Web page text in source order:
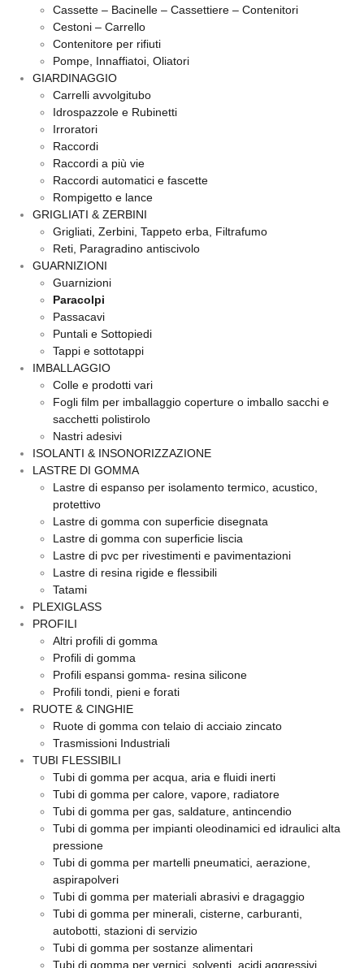
Cassette – Bacinelle – Cassettiere – Contenitori
Cestoni – Carrello
Contenitore per rifiuti
Pompe, Innaffiatoi, Oliatori
GIARDINAGGIO
Carrelli avvolgitubo
Idrospazzole e Rubinetti
Irroratori
Raccordi
Raccordi a più vie
Raccordi automatici e fascette
Rompigetto e lance
GRIGLIATI & ZERBINI
Grigliati, Zerbini, Tappeto erba, Filtrafumo
Reti, Paragradino antiscivolo
GUARNIZIONI
Guarnizioni
Paracolpi
Passacavi
Puntali e Sottopiedi
Tappi e sottotappi
IMBALLAGGIO
Colle e prodotti vari
Fogli film per imballaggio coperture o imballo sacchi e
sacchetti polistirolo
Nastri adesivi
ISOLANTI & INSONORIZZAZIONE
LASTRE DI GOMMA
Lastre di espanso per isolamento termico, acustico,
protettivo
Lastre di gomma con superficie disegnata
Lastre di gomma con superficie liscia
Lastre di pvc per rivestimenti e pavimentazioni
Lastre di resina rigide e flessibili
Tatami
PLEXIGLASS
PROFILI
Altri profili di gomma
Profili di gomma
Profili espansi gomma- resina silicone
Profili tondi, pieni e forati
RUOTE & CINGHIE
Ruote di gomma con telaio di acciaio zincato
Trasmissioni Industriali
TUBI FLESSIBILI
Tubi di gomma per acqua, aria e fluidi inerti
Tubi di gomma per calore, vapore, radiatore
Tubi di gomma per gas, saldature, antincendio
Tubi di gomma per impianti oleodinamici ed idraulici alta
pressione
Tubi di gomma per martelli pneumatici, aerazione,
aspirapolveri
Tubi di gomma per materiali abrasivi e dragaggio
Tubi di gomma per minerali, cisterne, carburanti,
autobotti, stazioni di servizio
Tubi di gomma per sostanze alimentari
Tubi di gomma per vernici, solventi, acidi aggressivi